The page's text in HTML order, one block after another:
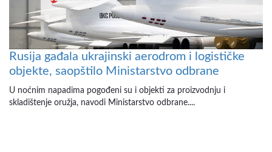
Rusija gađala ukrajinski aerodrom i logističke
objekte, saopštilo Ministarstvo odbrane
U noćnim napadima pogođeni su i objekti za proizvodnju i
skladištenje oružja, navodi Ministarstvo odbrane....